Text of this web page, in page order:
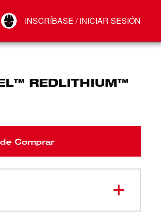
INSCRÍBASE / INICIAR SESIÓN
Conectar
REDLITHIUM™
Comprar